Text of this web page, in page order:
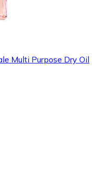
Multi Purpose Dry Oil